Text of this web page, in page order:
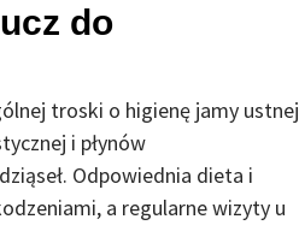
do
troski o higienę jamy ustnej
i płynów
Odpowiednia dieta i
a regularne wizyty u